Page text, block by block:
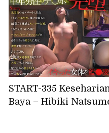
START-335
Baya – Hibiki